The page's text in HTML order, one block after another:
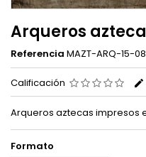
Arqueros
Referencia MAZT-ARQ-15-08
Calificación
Arqueros aztecas impresos
Formato